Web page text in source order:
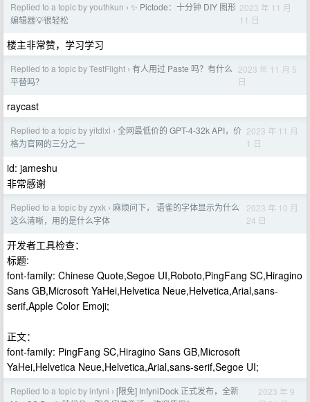
Replied to a topic by youthkun › ✨ Pictode：十分钟 DIY 图形
编辑器💡很轻松
2023 年 11 月
11 日
楼主非常赞，学习学习
Replied to a topic by TestFlight › 有人用过 Paste 吗？有什么
平替吗？
2023 年 11 月 5
日
raycast
Replied to a topic by yitdlxl › 全网最低价的 GPT-4-32k API，价
格为官网的三分之一
2023 年 11 月
1 日
id: jameshu
非常感谢
Replied to a topic by zyxk › 麻烦问下， 语雀的字体显示为什么
这么清晰，用的是什么字体
2023 年 10 月
24 日
开发者工具检查：
标题:
font-family: Chinese Quote,Segoe UI,Roboto,PingFang SC,Hiragino
Sans GB,Microsoft YaHei,Helvetica Neue,Helvetica,Arial,sans-
serif,Apple Color Emoji;
正文：
font-family: PingFang SC,Hiragino Sans GB,Microsoft
YaHei,Helvetica Neue,Helvetica,Arial,sans-serif,Segoe UI;
Replied to a topic by infyni › [限免] InfyniDock 正式发布，全新
2023 年 9